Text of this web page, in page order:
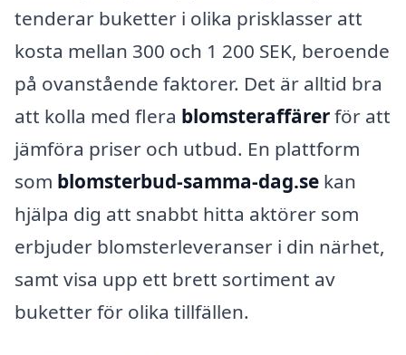
tenderar buketter i olika prisklasser att
kosta mellan 300 och 1 200 SEK, beroende
på ovanstående faktorer. Det är alltid bra
att kolla med flera blomsteraffärerför att
jämföra priser och utbud. En plattform
som blomsterbud-samma-dag.se kan
hjälpa dig att snabbt hitta aktörer som
erbjuder blomsterleveranser i din närhet,
samt visa upp ett brett sortiment av
buketter för olika tillfällen.